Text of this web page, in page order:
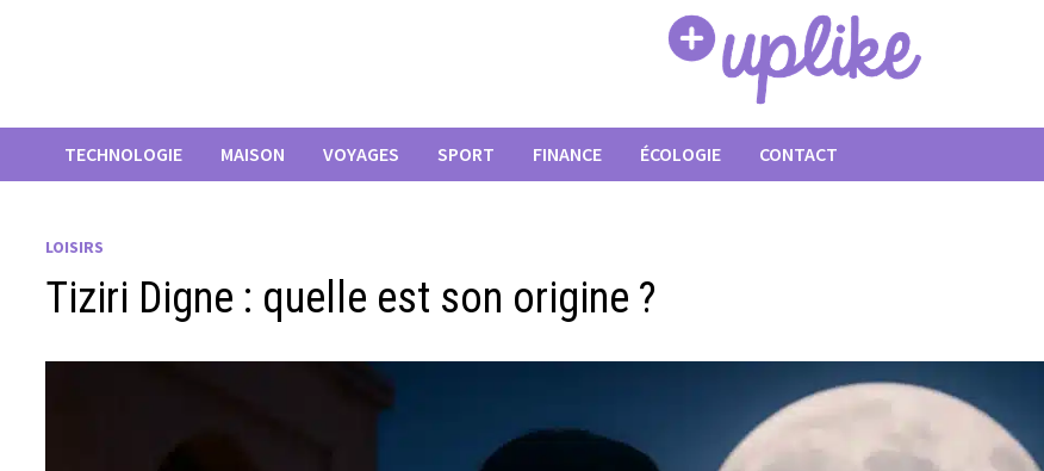
TECHNOLOGIE MAISON VOYAGES SPORT FINANCE ÉCOLOGIE CONTACT
LOISIRS
Tiziri Digne : quelle est son origine ?